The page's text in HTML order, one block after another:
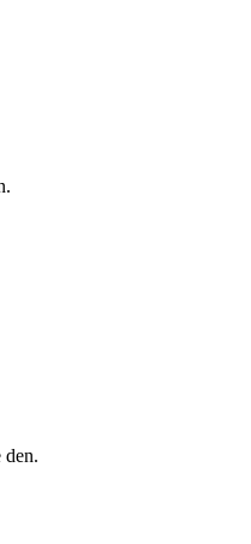
den.